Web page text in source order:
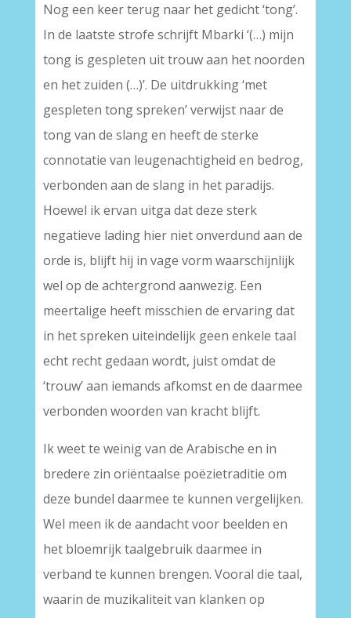
Nog een keer terug naar het gedicht ‘tong’.
In de laatste strofe schrijft Mbarki ‘(…) mijn
tong is gespleten uit trouw aan het noorden
en het zuiden (…)’. De uitdrukking ‘met
gespleten tong spreken’ verwijst naar de
tong van de slang en heeft de sterke
connotatie van leugenachtigheid en bedrog,
verbonden aan de slang in het paradijs.
Hoewel ik ervan uitga dat deze sterk
negatieve lading hier niet onverdund aan de
orde is, blijft hij in vage vorm waarschijnlijk
wel op de achtergrond aanwezig. Een
meertalige heeft misschien de ervaring dat
in het spreken uiteindelijk geen enkele taal
echt recht gedaan wordt, juist omdat de
‘trouw’ aan iemands afkomst en de daarmee
verbonden woorden van kracht blijft.
Ik weet te weinig van de Arabische en in
bredere zin oriëntaalse poëzietraditie om
deze bundel daarmee te kunnen vergelijken.
Wel meen ik de aandacht voor beelden en
het bloemrijk taalgebruik daarmee in
verband te kunnen brengen. Vooral die taal,
waarin de muzikaliteit van klanken op